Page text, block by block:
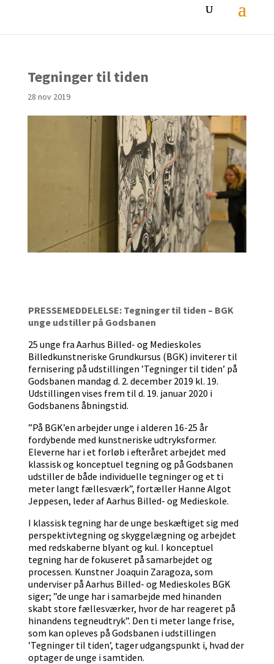
Tegninger til tiden
28 nov 2019
PRESSEMEDDELELSE: Tegninger til tiden – BGK
unge udstiller på Godsbanen
25 unge fra Aarhus Billed- og Medieskoles
Billedkunstneriske Grundkursus (BGK) inviterer til
fernisering på udstillingen ’Tegninger til tiden’ på
Godsbanen mandag d. 2. december 2019 kl. 19.
Udstillingen vises frem til d. 19. januar 2020 i
Godsbanens åbningstid.
”På BGK’en arbejder unge i alderen 16-25 år
fordybende med kunstneriske udtryksformer.
Eleverne har i et forløb i efteråret arbejdet med
klassisk og konceptuel tegning og på Godsbanen
udstiller de både individuelle tegninger og et ti
meter langt fællesværk”, fortæller Hanne Algot
Jeppesen, leder af Aarhus Billed- og Medieskole.
I klassisk tegning har de unge beskæftiget sig med
perspektivtegning og skyggelægning og arbejdet
med redskaberne blyant og kul. I konceptuel
tegning har de fokuseret på samarbejdet og
processen. Kunstner Joaquin Zaragoza, som
underviser på Aarhus Billed- og Medieskoles BGK
siger; ”de unge har i samarbejde med hinanden
skabt store fællesværker, hvor de har reageret på
hinandens tegneudtryk”. Den ti meter lange frise,
som kan opleves på Godsbanen i udstillingen
’Tegninger til tiden’, tager udgangspunkt i, hvad der
optager de unge i samtiden.